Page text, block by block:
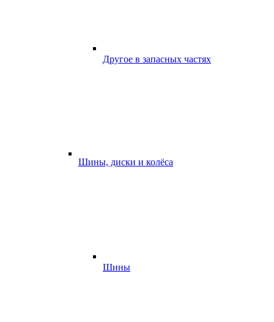
Другое в запасных частях
Шины, диски и колёса
Шины